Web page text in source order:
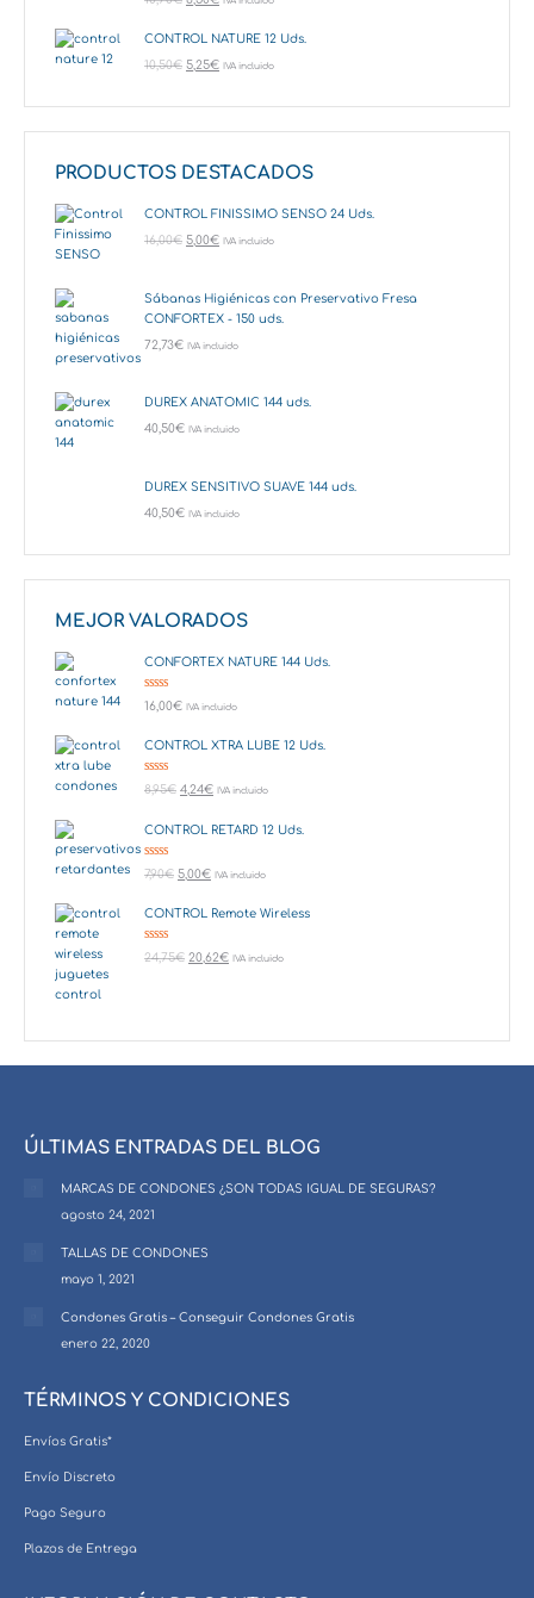
CONTROL NATURE 12 Uds.
10,50€ 5,25€ IVA incluido
PRODUCTOS DESTACADOS
CONTROL FINISSIMO SENSO 24 Uds.
16,00€ 5,00€ IVA incluido
Sábanas Higiénicas con Preservativo Fresa
CONFORTEX - 150 uds.
72,73€ IVA incluido
DUREX ANATOMIC 144 uds.
40,50€ IVA incluido
DUREX SENSITIVO SUAVE 144 uds.
40,50€ IVA incluido
MEJOR VALORADOS
CONFORTEX NATURE 144 Uds.
5.00de 5
16,00€ IVA incluido
CONTROL XTRA LUBE 12 Uds.
5.00de 5
8,95€ 4,24€ IVA incluido
CONTROL RETARD 12 Uds.
5.00de 5
7,90€ 5,00€ IVA incluido
CONTROL Remote Wireless
5.00de 5
24,75€ 20,62€ IVA incluido
ÚLTIMAS ENTRADAS DEL BLOG
MARCAS DE CONDONES ¿SON TODAS IGUAL DE SEGURAS?
agosto 24, 2021
TALLAS DE CONDONES
mayo 1, 2021
Condones Gratis – Conseguir Condones Gratis
enero 22, 2020
TÉRMINOS Y CONDICIONES
Envíos Gratis*
Envío Discreto
Pago Seguro
Plazos de Entrega